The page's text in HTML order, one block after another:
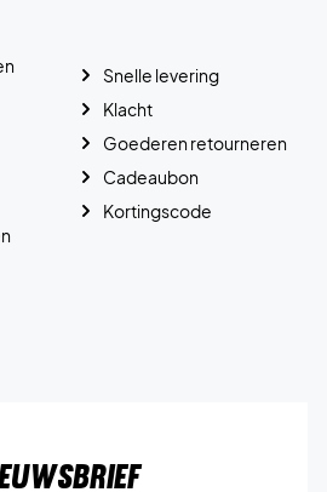
Snelle levering
Klacht
Goederen retourneren
Cadeaubon
Kortingscode